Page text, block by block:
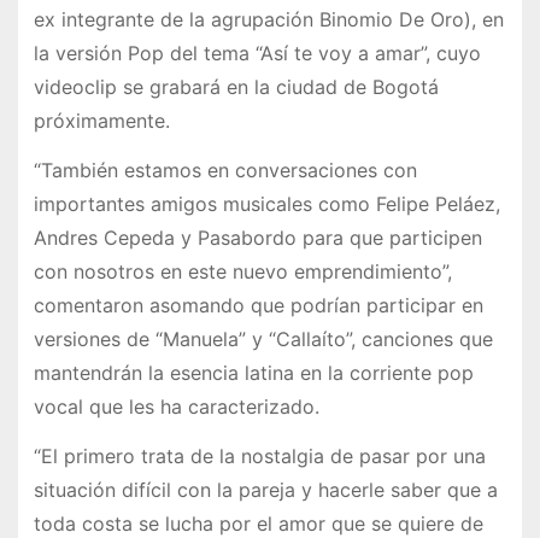
ex integrante de la agrupación Binomio De Oro), en
la versión Pop del tema “Así te voy a amar”, cuyo
videoclip se grabará en la ciudad de Bogotá
próximamente.
“También estamos en conversaciones con
importantes amigos musicales como Felipe Peláez,
Andres Cepeda y Pasabordo para que participen
con nosotros en este nuevo emprendimiento”,
comentaron asomando que podrían participar en
versiones de “Manuela” y “Callaíto”, canciones que
mantendrán la esencia latina en la corriente pop
vocal que les ha caracterizado.
“El primero trata de la nostalgia de pasar por una
situación difícil con la pareja y hacerle saber que a
toda costa se lucha por el amor que se quiere de